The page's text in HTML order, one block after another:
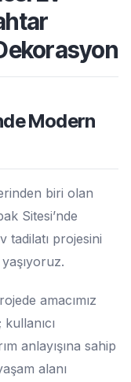
Modern
biri olan
Sitesi’nde
tadilatı projesini
amacımız
anlayışına sahip
alanı